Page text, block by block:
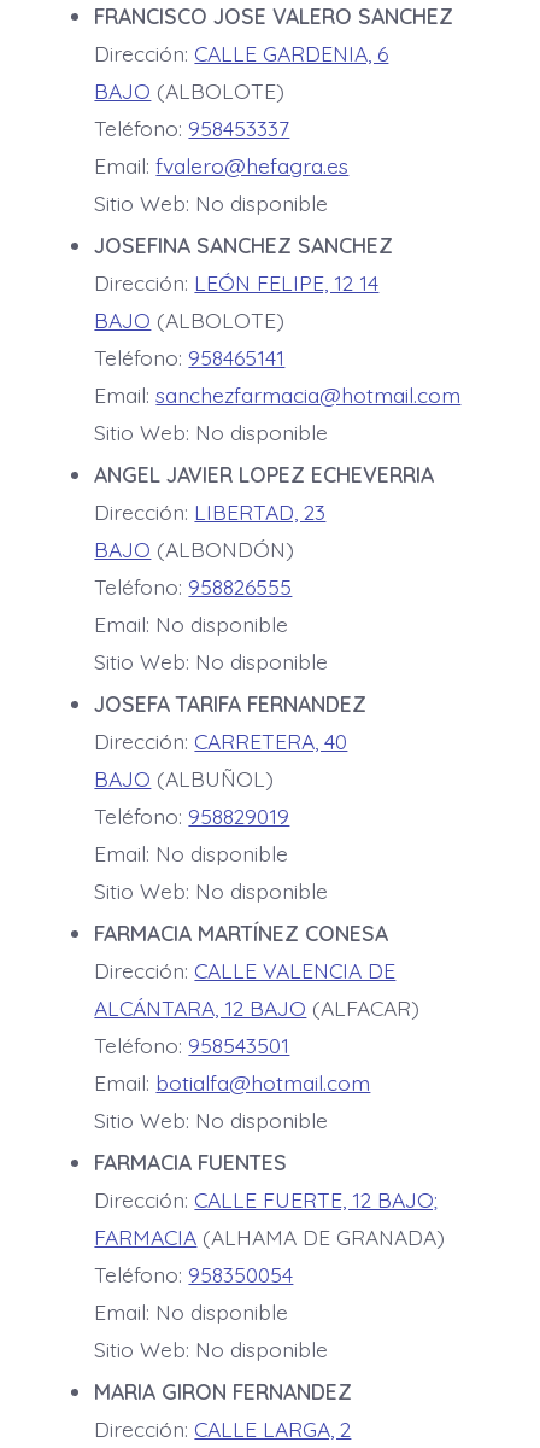
FRANCISCO JOSE VALERO SANCHEZ
Dirección: CALLE GARDENIA, 6
BAJO (ALBOLOTE)
Teléfono: 958453337
Email:fvalero@hefagra.es
Sitio Web: No disponible
JOSEFINA SANCHEZ SANCHEZ
Dirección: LEÓN FELIPE, 12 14
BAJO (ALBOLOTE)
Teléfono: 958465141
Email:sanchezfarmacia@hotmail.com
Sitio Web: No disponible
ANGEL JAVIER LOPEZ ECHEVERRIA
Dirección: LIBERTAD, 23
BAJO (ALBONDÓN)
Teléfono: 958826555
Email: No disponible
Sitio Web: No disponible
JOSEFA TARIFA FERNANDEZ
Dirección: CARRETERA, 40
BAJO (ALBUÑOL)
Teléfono: 958829019
Email: No disponible
Sitio Web: No disponible
FARMACIA MARTÍNEZ CONESA
Dirección: CALLE VALENCIA DE
ALCÁNTARA, 12 BAJO (ALFACAR)
Teléfono: 958543501
Email: botialfa@hotmail.com
Sitio Web: No disponible
FARMACIA FUENTES
Dirección: CALLE FUERTE, 12 BAJO;
FARMACIA (ALHAMA DE GRANADA)
Teléfono: 958350054
Email: No disponible
Sitio Web: No disponible
MARIA GIRON FERNANDEZ
Dirección: CALLE LARGA, 2